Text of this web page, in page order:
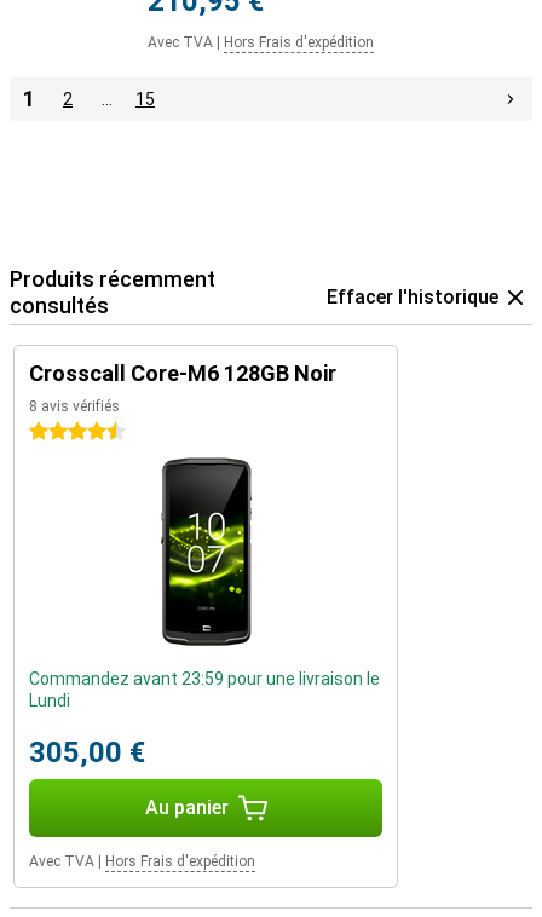
Avec TVA Hors Frais d'expédition
1 2 15
Produits récemment
consultés
Effacer l'historique
Crosscall Core-M6 128GB Noir
8 avis vérifiés
4.5 étoiles
Commandez avant 23:59 pour une livraison le
Lundi
305,00 €
Au panier
Avec TVA Hors Frais d'expédition